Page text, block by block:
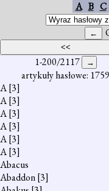
A B C
1-200/2117
artykuły hasłowe: 1759
A[3]
A[3]
A[3]
A[3]
A[3]
A[3]
Abacus
Abaddon[3]